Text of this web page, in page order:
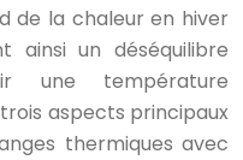
de la chaleur en hiver
un déséquilibre
une température
aspects principaux
thermiques avec